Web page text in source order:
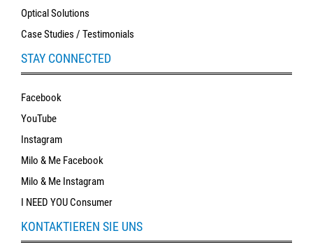
Optical Solutions
Case Studies / Testimonials
STAY CONNECTED
Facebook
YouTube
Instagram
Milo & Me Facebook
Milo & Me Instagram
I NEED YOU Consumer
KONTAKTIEREN SIE UNS